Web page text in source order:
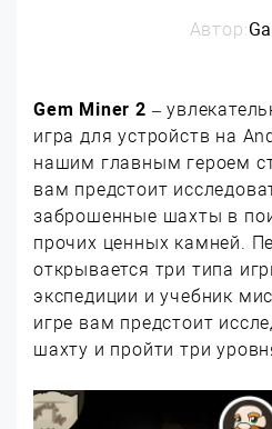
Автор:
Gem Miner 2 –
игра для устройств на
нашим главным героем
вам предстоит
заброшенные шахты в
прочих ценных камней.
открывается три типа
экспедиции и учебник
игре вам предстоит
шахту и пройти три